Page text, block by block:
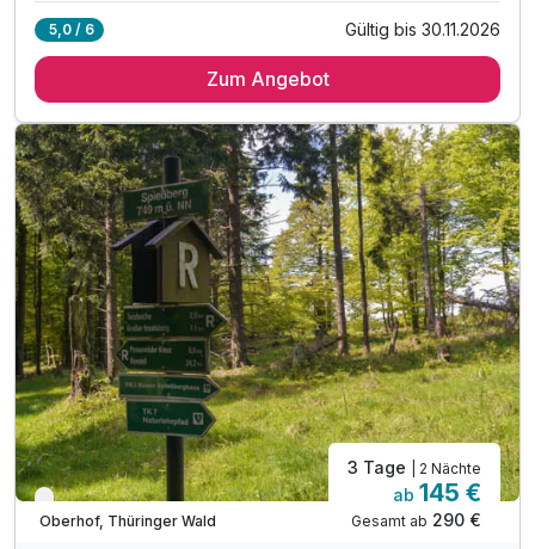
2 x reichhaltiges Frühstück vom Buffet
1 x Willkommensbier
1 x Willkommensgeschenk
inkl. Nutzung unserer Sauna
inkl. Nutzung der Bikergarage
inkl. WLAN
5,0 / 6 Gültig bis 30.11.2026
Zum Angebot
Verfügbar bis Dezember
Oberhof, Thüringer Wald
3 Tage | 2 Nächte
ab 145 €
Gesamt ab 290 €